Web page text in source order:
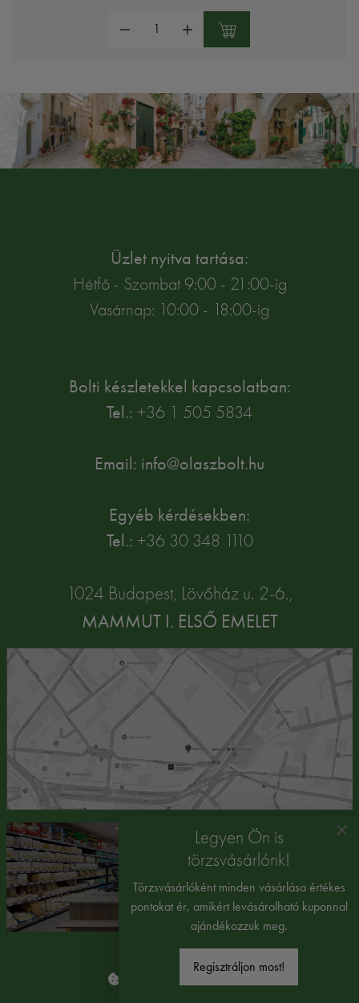
Üzlet nyitva tartása:
Hétfő - Szombat 9:00 - 21:00-ig
Vasárnap: 10:00 - 18:00-ig
Bolti készletekkel kapcsolatban:
Tel.: +36 1 505 5834
Email: info@olaszbolt.hu
Egyéb kérdésekben:
Tel.: +36 30 348 1110
1024 Budapest, Lövőház u. 2-6.,
MAMMUT I. ELSŐ EMELET
×
Legyen Ön is
törzsvásárlónk!
Törzsvásárlóként minden vásárlása értékes
pontokat ér, amikért levásárolható kuponnal
ajándékozzuk meg.
Regisztráljon most!